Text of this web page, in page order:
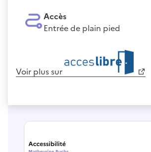
Accès
Entrée de plain pied
Voir plus sur